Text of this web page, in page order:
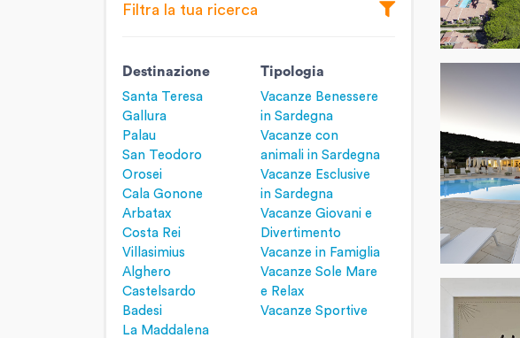
Filtra la tua ricerca
Destinazione
Santa Teresa
Gallura
Palau
San Teodoro
Orosei
Cala Gonone
Arbatax
Costa Rei
Villasimius
Alghero
Castelsardo
Badesi
La Maddalena
Tipologia
Vacanze Benessere
in Sardegna
Vacanze con
animali in Sardegna
Vacanze Esclusive
in Sardegna
Vacanze Giovani e
Divertimento
Vacanze in Famiglia
Vacanze Sole Mare
e Relax
Vacanze Sportive